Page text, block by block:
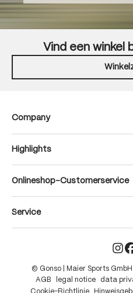
Vind een winkel
Company
Highlights
Onlineshop-Customerservice
Service
© Gonso | Maier Sports
AGB
legal notice data
Cookie-Richtlinie